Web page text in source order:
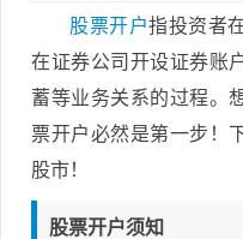
股票开户指投资者
在证券公司开设证券账
蓄等业务关系的过程。
票开户必然是第一步！
股市！
股票开户须知